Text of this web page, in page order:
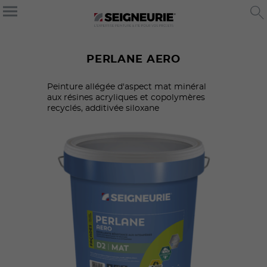
PERLANE AERO
Peinture allégée d'aspect mat minéral
aux résines acryliques et copolymères
recyclés, additivée siloxane